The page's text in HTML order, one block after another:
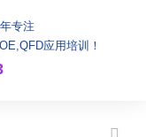
专注
应用培训！